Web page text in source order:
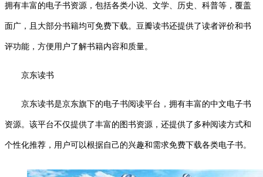
拥有丰富的电子书资源，包括各类小说、文学、历史、科普等，覆盖
面广，且大部分书籍均可免费下载。豆瓣读书还提供了读者评价和书
评功能，方便用户了解书籍内容和质量。
京东读书
京东读书是京东旗下的电子书阅读平台，拥有丰富的中文电子书
资源。该平台不仅提供了丰富的图书资源，还提供了多种阅读方式和
个性化推荐，用户可以根据自己的兴趣和需求免费下载各类电子书。